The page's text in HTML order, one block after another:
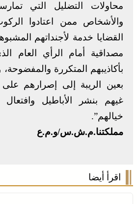
محاولات التضليل التي
والأشخاص ممن اعتادوا
القضايا خدمة لأجنداتهم
مصداقية أمام الرأي العام
بأكاذيبهم المتكررة
بعين الريبة إلى إصرارهم
غيهم بنشر الأباطيل
خيالهم”.
مملكتنا.م.ش.س/و.م.ع
اقرأ أيضا